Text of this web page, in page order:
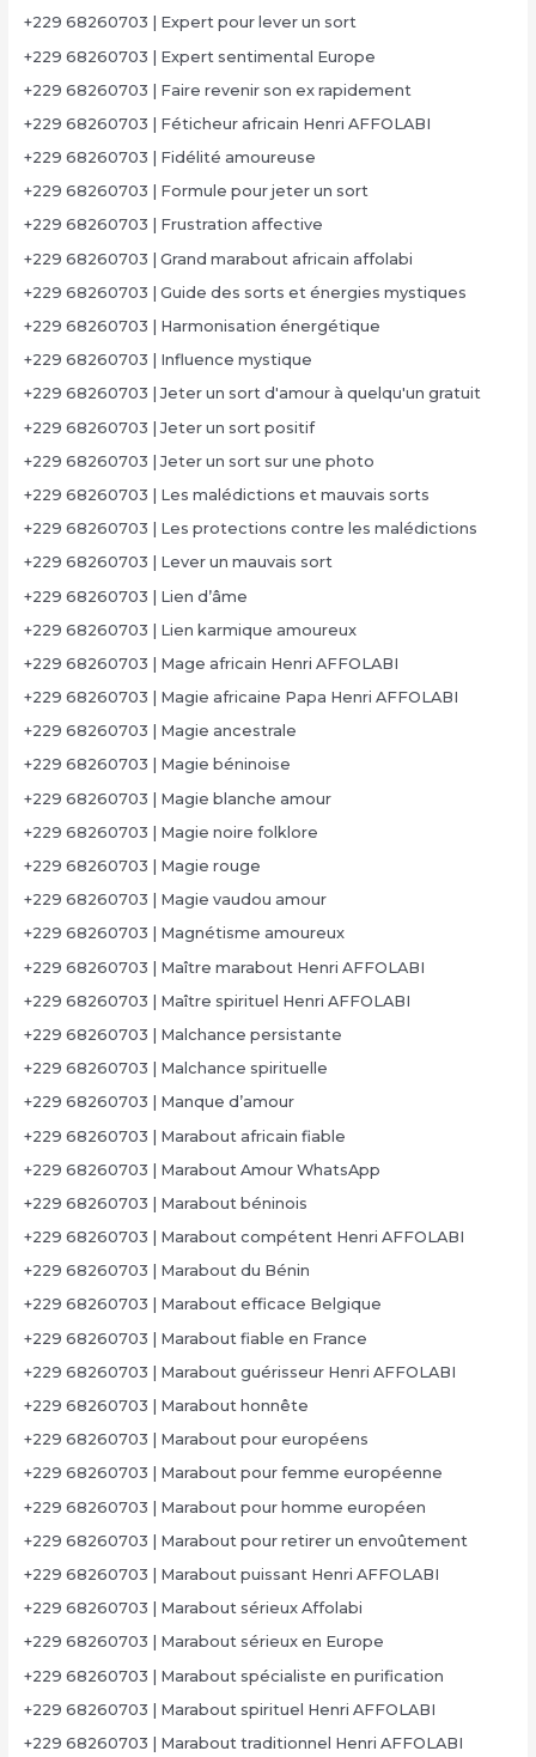
+229 68260703 | Expert pour lever un sort
+229 68260703 | Expert sentimental Europe
+229 68260703 | Faire revenir son ex rapidement
+229 68260703 | Féticheur africain Henri AFFOLABI
+229 68260703 | Fidélité amoureuse
+229 68260703 | Formule pour jeter un sort
+229 68260703 | Frustration affective
+229 68260703 | Grand marabout africain affolabi
+229 68260703 | Guide des sorts et énergies mystiques
+229 68260703 | Harmonisation énergétique
+229 68260703 | Influence mystique
+229 68260703 | Jeter un sort d'amour à quelqu'un gratuit
+229 68260703 | Jeter un sort positif
+229 68260703 | Jeter un sort sur une photo
+229 68260703 | Les malédictions et mauvais sorts
+229 68260703 | Les protections contre les malédictions
+229 68260703 | Lever un mauvais sort
+229 68260703 | Lien d’âme
+229 68260703 | Lien karmique amoureux
+229 68260703 | Mage africain Henri AFFOLABI
+229 68260703 | Magie africaine Papa Henri AFFOLABI
+229 68260703 | Magie ancestrale
+229 68260703 | Magie béninoise
+229 68260703 | Magie blanche amour
+229 68260703 | Magie noire folklore
+229 68260703 | Magie rouge
+229 68260703 | Magie vaudou amour
+229 68260703 | Magnétisme amoureux
+229 68260703 | Maître marabout Henri AFFOLABI
+229 68260703 | Maître spirituel Henri AFFOLABI
+229 68260703 | Malchance persistante
+229 68260703 | Malchance spirituelle
+229 68260703 | Manque d’amour
+229 68260703 | Marabout africain fiable
+229 68260703 | Marabout Amour WhatsApp
+229 68260703 | Marabout béninois
+229 68260703 | Marabout compétent Henri AFFOLABI
+229 68260703 | Marabout du Bénin
+229 68260703 | Marabout efficace Belgique
+229 68260703 | Marabout fiable en France
+229 68260703 | Marabout guérisseur Henri AFFOLABI
+229 68260703 | Marabout honnête
+229 68260703 | Marabout pour européens
+229 68260703 | Marabout pour femme européenne
+229 68260703 | Marabout pour homme européen
+229 68260703 | Marabout pour retirer un envoûtement
+229 68260703 | Marabout puissant Henri AFFOLABI
+229 68260703 | Marabout sérieux Affolabi
+229 68260703 | Marabout sérieux en Europe
+229 68260703 | Marabout spécialiste en purification
+229 68260703 | Marabout spirituel Henri AFFOLABI
+229 68260703 | Marabout traditionnel Henri AFFOLABI